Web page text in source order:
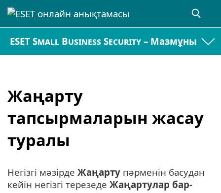
ESET Small Business Security – Мазмұны
Жаңарту
тапсырмаларын жасау
туралы
Негізгі мәзірде Жаңарту пәрменін басудан
кейін негізгі терезеде Жаңартулар бар-